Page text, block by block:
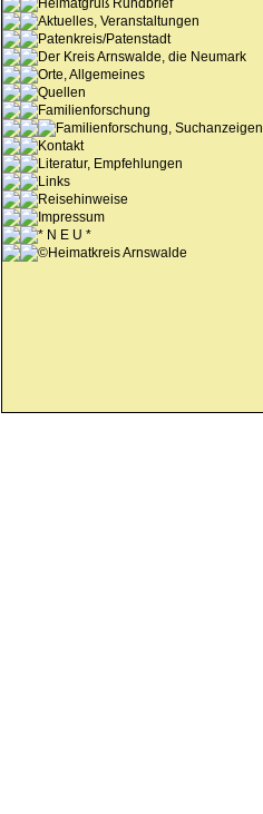
Heimatgruß Rundbrief
Aktuelles, Veranstaltungen
Patenkreis/Patenstadt
Der Kreis Arnswalde, die Neumark
Orte, Allgemeines
Quellen
Familienforschung
Familienforschung, Suchanzeigen
Kontakt
Literatur, Empfehlungen
Links
Reisehinweise
Impressum
* N E U *
©Heimatkreis Arnswalde